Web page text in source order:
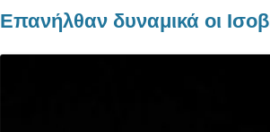
Επανήλθαν δυναμικά οι